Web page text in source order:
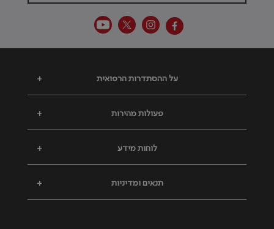
+ על ההסתדרות הרפואית
+ פעולות מהירות
+ לוחות מידע
+ תנאים ומדיניות